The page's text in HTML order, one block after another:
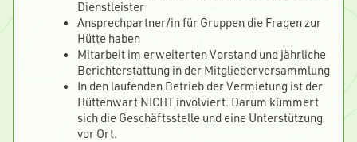
Dienstleister
Ansprechpartner/in für Gruppen die Fragen zur
Hütte haben
Mitarbeit im erweiterten Vorstand und jährliche
Berichterstattung in der Mitgliederversammlung
In den laufenden Betrieb der Vermietung ist der
Hüttenwart NICHT involviert. Darum kümmert
sich die Geschäftsstelle und eine Unterstützung
vor Ort.